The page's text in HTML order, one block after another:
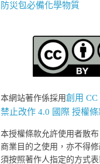
防災包必備化學物質
本網站著作係採用創用
禁止改作 4.0 國際 授權條
本授權條款允許使用者散
商業目的之使用，亦不得
須按照著作人指定的方式表